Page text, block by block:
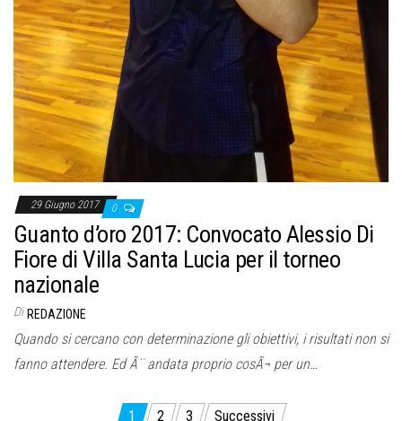
29 Giugno 2017 0
Guanto d’oro 2017: Convocato Alessio Di
Fiore di Villa Santa Lucia per il torneo
nazionale
Di REDAZIONE
Quando si cercano con determinazione gli obiettivi, i risultati non si
fanno attendere. Ed Ã¨ andata proprio cosÃ¬ per un…
1 2 3 Successivi